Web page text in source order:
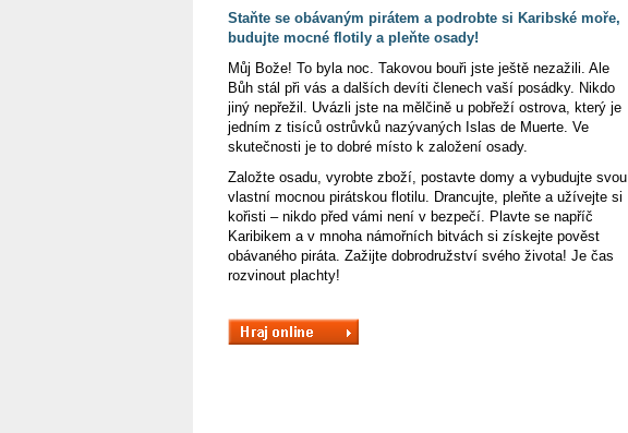
Staňte se obávaným pirátem a podrobte si Karibské moře,
budujte mocné flotily a pleňte osady!
Můj Bože! To byla noc. Takovou bouři jste ještě nezažili. Ale
Bůh stál při vás a dalších devíti členech vaší posádky. Nikdo
jiný nepřežil. Uvázli jste na mělčině u pobřeží ostrova, který je
jedním z tisíců ostrůvků nazývaných Islas de Muerte. Ve
skutečnosti je to dobré místo k založení osady.
Založte osadu, vyrobte zboží, postavte domy a vybudujte svou
vlastní mocnou pirátskou flotilu. Drancujte, pleňte a užívejte si
kořisti – nikdo před vámi není v bezpečí. Plavte se napříč
Karibikem a v mnoha námořních bitvách si získejte pověst
obávaného piráta. Zažijte dobrodružství svého života! Je čas
rozvinout plachty!